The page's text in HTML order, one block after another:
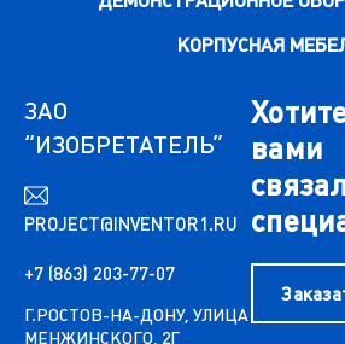
КОРПУСНАЯ
ЗАО
“ИЗОБРЕТАТЕЛЬ”
PROJECT@INVENTOR1.RU
+7 (863) 203-77-07
Г.РОСТОВ-НА-ДОНУ, УЛИЦА
МЕНЖИНСКОГО, 2Г
вами